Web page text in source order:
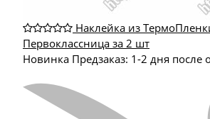
Наклейка из
Первоклассница за 2 шт
Новинка Предзаказ: 1-2 дня после